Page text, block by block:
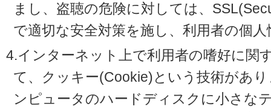
まし、盗聴の危険に対しては、
で適切な安全対策を施し、利用者の個
4.インターネット上で利用者の嗜好に関
て、クッキー(Cookie)という技術があ
ンピュータのハードディスクに小さな